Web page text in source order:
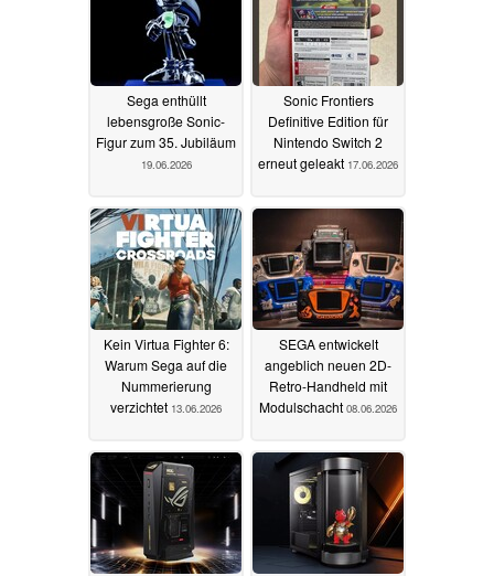
Sega enthüllt
lebensgroße Sonic-
Figur zum 35. Jubiläum
19.06.2026
Sonic Frontiers
Definitive Edition für
Nintendo Switch 2
erneut geleakt 17.06.2026
Kein Virtua Fighter 6:
Warum Sega auf die
Nummerierung
verzichtet 13.06.2026
SEGA entwickelt
angeblich neuen 2D-
Retro-Handheld mit
Modulschacht 08.06.2026